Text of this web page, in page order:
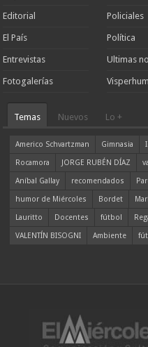
Editorial
El País
Entrevistas
Fotogalerías
Policiales
Política
Ultimas
Temas Nuevos Lo +
Americo Schvartzman Gimnasia
Rocamora
JORGE RUBÉN DÍAZ
Aníbal Gallay
recomendados
humor de Miércoles
Bordet
Lauritto
Docentes fútbol
VALENTÍN BISOGNI
Ambiente